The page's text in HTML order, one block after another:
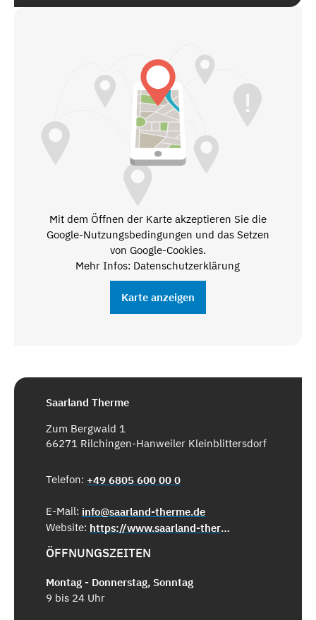
Mit dem Öffnen der Karte akzeptieren Sie die
Google-Nutzungsbedingungen und das Setzen
von Google-Cookies.
Mehr Infos: Datenschutzerklärung
Karte anzeigen
Saarland Therme
Zum Bergwald 1
66271 Rilchingen-Hanweiler Kleinblittersdorf
Telefon: +49 6805 600 00 0
E-Mail: info@saarland-therme.de
Website:
https://www.saarland-therme.de/de/home.php
ÖFFNUNGSZEITEN
Montag - Donnerstag, Sonntag
9 bis 24 Uhr